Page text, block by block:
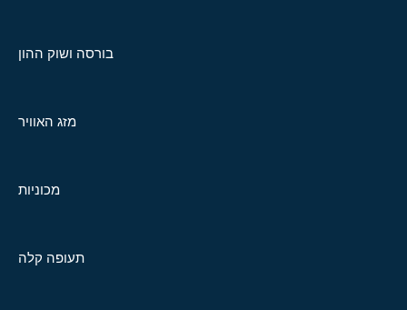
בורסה ושוק ההון
מזג האוויר
מכוניות
תעופה קלה